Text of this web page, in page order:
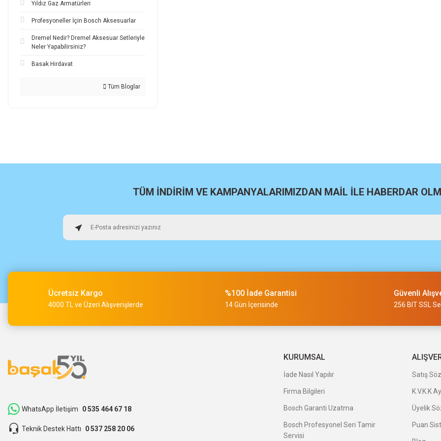
Yıldız Gaz Armatürleri
Profesyoneller İçin Bosch Aksesuarlar
Dremel Nedir? Dremel Aksesuar Setleriyle
Neler Yapabilirsiniz?
Basak Hirdavat
Tüm Bloglar
TÜM İNDİRİM VE KAMPANYALARIMIZDAN MAİL İLE HABERDAR
Ücretsiz Kargo
4000 TL ve Üzeri Alışverişlerde
%100 İade Garantisi
14 Gün İçerisinde
Güvenli
256 BIT SSL
WhatsApp İletişim 0 535 464 67 18
Teknik Destek Hattı 0 537 258 20 06
KURUMSAL
İade Nasıl Yapılır
Firma Bilgileri
Bosch Garanti Uzatma
Bosch Profesyonel Seri Tamir
Servisi
Satış
K.V.K.K
Üyelik
Puan